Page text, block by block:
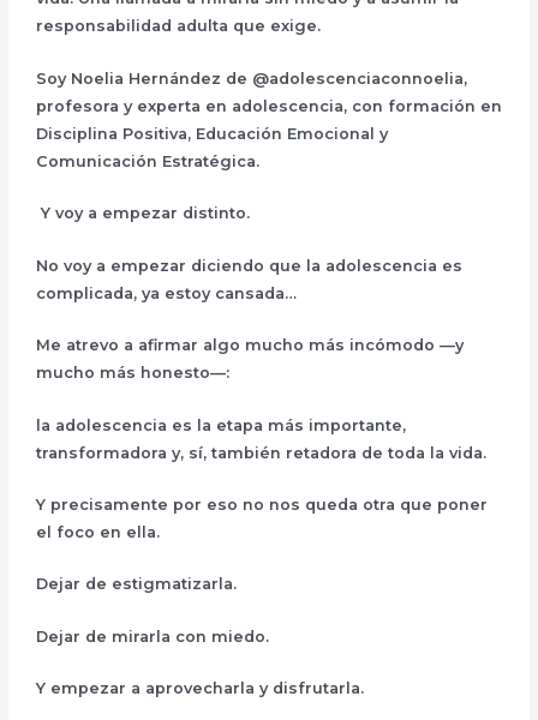
responsabilidad adulta que exige.
Soy Noelia Hernández de @adolescenciaconnoelia,
profesora y experta en adolescencia, con formación en
Disciplina Positiva, Educación Emocional y
Comunicación Estratégica.
Y voy a empezar distinto.
No voy a empezar diciendo que la adolescencia es
complicada, ya estoy cansada…
Me atrevo a afirmar algo mucho más incómodo —y
mucho más honesto—:
la adolescencia es la etapa más importante,
transformadora y, sí, también retadora de toda la vida.
Y precisamente por eso no nos queda otra que poner
el foco en ella.
Dejar de estigmatizarla.
Dejar de mirarla con miedo.
Y empezar a aprovecharla y disfrutarla.